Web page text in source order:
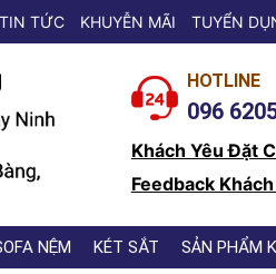
TIN TỨC KHUYỄN MÃI TUYỂN
HOTLINE
096
Khách Yêu Đặt
Feedback
NỆM KÉT SẮT SẢN PHẨM